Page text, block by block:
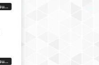
Provincia del Huasco con todas sus letras: Historias que unen cultura, diversidad e identidad
Provincia del Huasco con todas sus letras: Historias que unen cultura, diversidad e identidad